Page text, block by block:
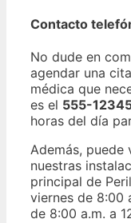
Contacto
No dude en
agendar una
médica que
es el 555-
horas del día
Además, puede
nuestras
principal de
viernes de 8:00
de 8:00 a.m. a